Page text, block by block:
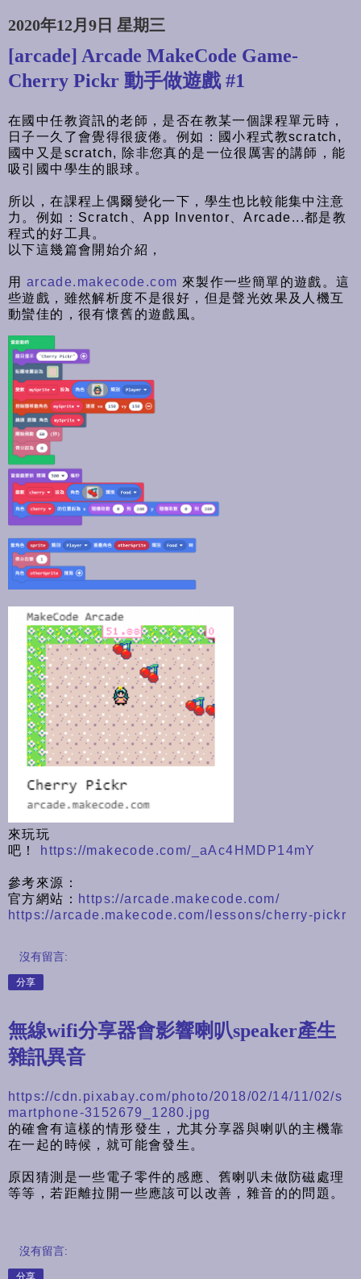
2020年12月9日 星期三
[arcade] Arcade MakeCode Game-
Cherry Pickr 動手做遊戲 #1
在國中任教資訊的老師，是否在教某一個課程單元時，
日子一久了會覺得很疲倦。例如：國小程式教scratch,
國中又是scratch, 除非您真的是一位很厲害的講師，能
吸引國中學生的眼球。
所以，在課程上偶爾變化一下，學生也比較能集中注意
力。例如：Scratch、App Inventor、Arcade...都是教
程式的好工具。
以下這幾篇會開始介紹，
用 arcade.makecode.com 來製作一些簡單的遊戲。這
些遊戲，雖然解析度不是很好，但是聲光效果及人機互
動蠻佳的，很有懷舊的遊戲風。
來玩玩
吧！
https://makecode.com/_aAc4HMDP14mY
參考來源：
官方網站： https://arcade.makecode.com/
https://arcade.makecode.com/lessons/cherry-pickr
沒有留言:
分享
無線wifi分享器會影響喇叭speaker產生
雜訊異音
https://cdn.pixabay.com/photo/2018/02/14/11/02/s
martphone-3152679_1280.jpg
的確會有這樣的情形發生，尤其分享器與喇叭的主機靠
在一起的時候，就可能會發生。
原因猜測是一些電子零件的感應、舊喇叭未做防磁處理
等等，若距離拉開一些應該可以改善，雜音的的問題。
沒有留言: